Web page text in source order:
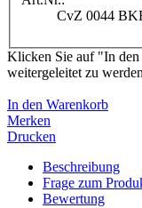
CvZ 0044
Klicken Sie auf "In den
weitergeleitet zu
In den Warenkorb
Merken
Drucken
Beschreibung
Frage zum
Bewertung